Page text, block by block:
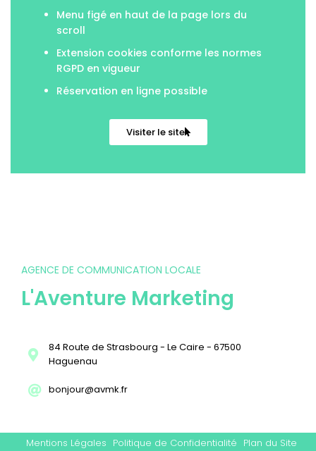
Menu figé en haut de la page lors du
scroll
Extension cookies conforme les normes
RGPD en vigueur
Réservation en ligne possible
Visiter le site
AGENCE DE COMMUNICATION LOCALE
L'Aventure Marketing
84 Route de Strasbourg - Le Caire - 67500
Haguenau
bonjour@avmk.fr
Mentions Légales Politique de Confidentialité Plan du Site